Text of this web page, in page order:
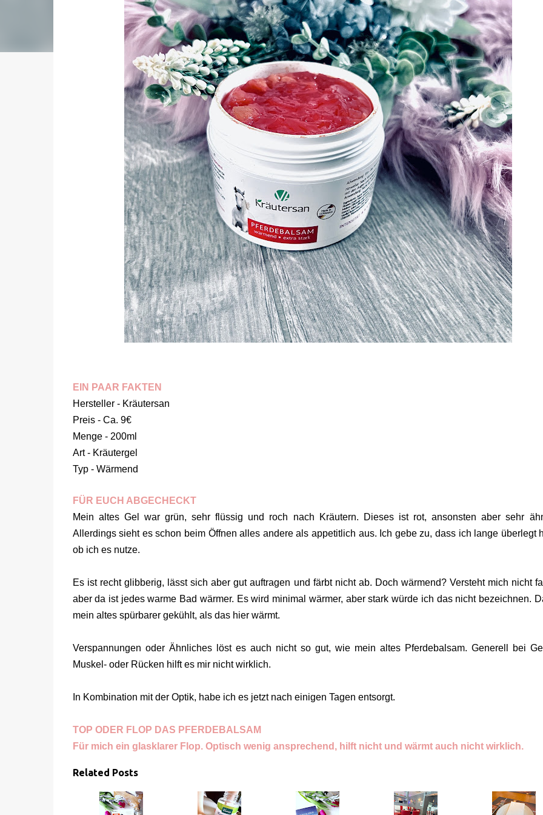
EIN PAAR FAKTEN
Hersteller - Kräutersan
Preis - Ca. 9€
Menge - 200ml
Art - Kräutergel
Typ - Wärmend
FÜR EUCH ABGECHECKT
Mein altes Gel war grün, sehr flüssig und roch nach Kräutern. Dieses ist rot, ansonsten aber sehr
Allerdings sieht es schon beim Öffnen alles andere als appetitlich aus. Ich gebe zu, dass ich lange überlegt
ob ich es nutze.
Es ist recht glibberig, lässt sich aber gut auftragen und färbt nicht ab. Doch wärmend? Versteht mich nicht
aber da ist jedes warme Bad wärmer. Es wird minimal wärmer, aber stark würde ich das nicht bezeichnen.
mein altes spürbarer gekühlt, als das hier wärmt.
Verspannungen oder Ähnliches löst es auch nicht so gut, wie mein altes Pferdebalsam. Generell bei
Muskel- oder Rücken hilft es mir nicht wirklich.
In Kombination mit der Optik, habe ich es jetzt nach einigen Tagen entsorgt.
TOP ODER FLOP DAS PFERDEBALSAM
Für mich ein glasklarer Flop. Optisch wenig ansprechend, hilft nicht und wärmt auch nicht wirklich.
Related Posts